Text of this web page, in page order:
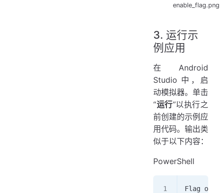
enable_flag.png
3. 运行示
例应用
在 Android
Studio 中，启
动模拟器。单击
“运行”以执行之
前创建的示例应
用代码。输出类
似于以下内容：
PowerShell
Flag on.